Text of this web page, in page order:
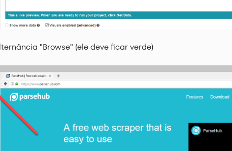
"Browse" (ele deve ficar verde)